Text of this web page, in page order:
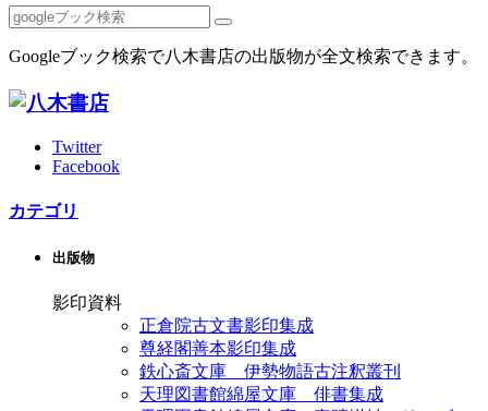
Googleブック検索で八木書店の出版物が全文検索できます。
Twitter
Facebook
カテゴリ
出版物
影印資料
正倉院古文書影印集成
尊経閣善本影印集成
鉄心斎文庫 伊勢物語古注釈叢刊
天理図書館綿屋文庫 俳書集成